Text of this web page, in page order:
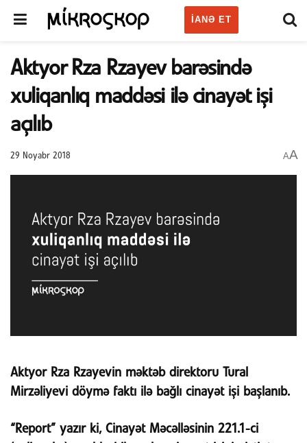
IANƏ ET
Aktyor Rza Rzayev barəsində
xuliqanlıq maddəsi ilə cinayət işi
açılıb
29 Noyabr 2018 AA
Aktyor Rza Rzayevin məktəb direktoru Tural
Mirzəliyevi döymə faktı ilə bağlı cinayət işi başlanıb.
“Report” yazır ki, Cinayət Məcəlləsinin 221.1-ci